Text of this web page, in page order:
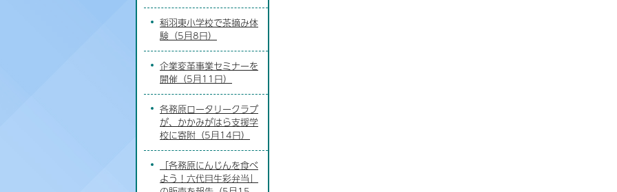
稲羽東小学校で茶摘み体
験（5月8日）
企業変革事業セミナーを
開催（5月11日）
各務原ロータリークラブ
が、かかみがはら支援学
校に寄附（5月14日）
「各務原にんじんを食べ
よう！六代目生彩弁当」